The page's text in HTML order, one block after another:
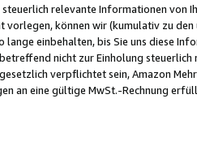
relevante Informationen von
vorlegen, können wir (kumulativ zu
lange einbehalten, bis Sie uns diese
nicht zur Einholung
verpflichtet sein, Amazon
an eine gültige MwSt.-Rechnung